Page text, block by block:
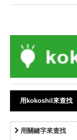
用kokoshil來查找
用關鍵字來查找